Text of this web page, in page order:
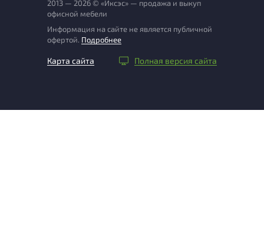
2013 — 2026 © «Иксэс» — продажа и выкуп
офисной мебели
Информация на сайте не является публичной
офертой. Подробнее
Карта сайта Полная версия сайта